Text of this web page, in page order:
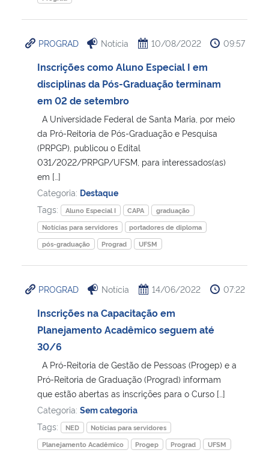
PROGRAD Notícia 10/08/2022 09:57
Inscrições como Aluno Especial I em
disciplinas da Pós-Graduação terminam
em 02 de setembro
A Universidade Federal de Santa Maria, por meio
da Pró-Reitoria de Pós-Graduação e Pesquisa
(PRPGP), publicou o Edital
031/2022/PRPGP/UFSM, para interessados(as)
em […]
Categoria: Destaque
Tags:
Aluno Especial I CAPA
graduação
Notícias para servidores
portadores de diploma
pós-graduação
Prograd UFSM
PROGRAD Notícia 14/06/2022 07:22
Inscrições na Capacitação em
Planejamento Acadêmico seguem até
30/6
A Pró-Reitoria de Gestão de Pessoas (Progep) e a
Pró-Reitoria de Graduação (Prograd) informam
que estão abertas as inscrições para o Curso […]
Categoria: Sem categoria
Tags:
NED
Notícias para servidores
Planejamento Acadêmico
Progep Prograd UFSM